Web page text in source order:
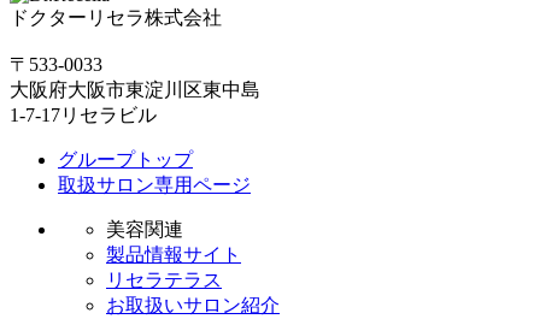
ドクターリセラ株式会社
〒533-0033
大阪府大阪市東淀川区東中島
1-7-17リセラビル
グループトップ
取扱サロン専用ページ
美容関連
製品情報サイト
リセラテラス
お取扱いサロン紹介